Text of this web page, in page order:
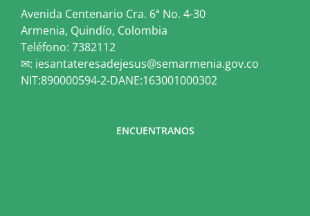
Avenida Centenario Cra. 6ª No. 4-30
Armenia, Quindío, Colombia
Teléfono: 7382112
✉: iesantateresadejesus@semarmenia.gov.co
NIT:890000594-2-DANE:163001000302
ENCUENTRANOS